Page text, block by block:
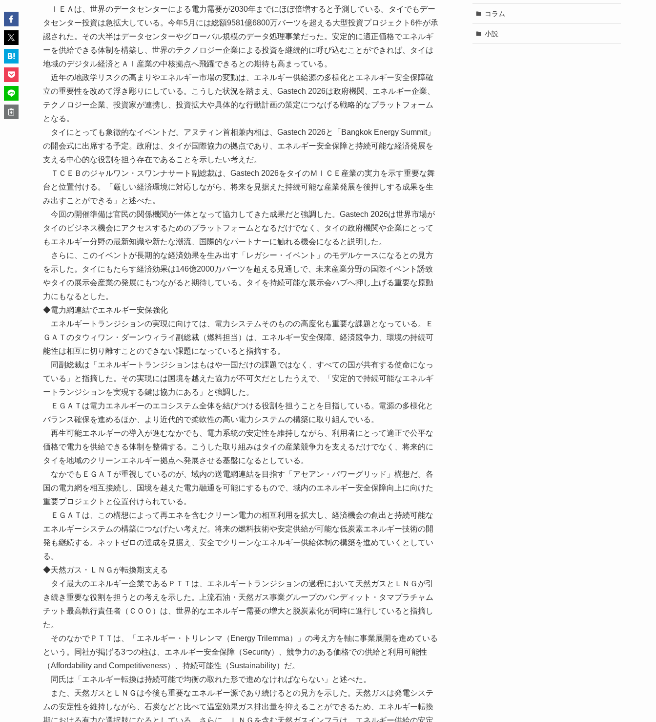
ＩＥＡは、世界のデータセンターによる電力需要が2030年までにほぼ倍増すると予測している。タイでもデー
タセンター投資は急拡大している。今年5月には総額9581億6800万バーツを超える大型投資プロジェクト6件が承
認された。その大半はデータセンターやグローバル規模のデータ処理事業だった。安定的に適正価格でエネルギ
ーを供給できる体制を構築し、世界のテクノロジー企業による投資を継続的に呼び込むことができれば、タイは
地域のデジタル経済とＡＩ産業の中核拠点へ飛躍できるとの期待も高まっている。
近年の地政学リスクの高まりやエネルギー市場の変動は、エネルギー供給源の多様化とエネルギー安全保障確
立の重要性を改めて浮き彫りにしている。こうした状況を踏まえ、Gastech 2026は政府機関、エネルギー企業、
テクノロジー企業、投資家が連携し、投資拡大や具体的な行動計画の策定につなげる戦略的なプラットフォーム
となる。
タイにとっても象徴的なイベントだ。アヌティン首相兼内相は、Gastech 2026と「Bangkok Energy Summit」
の開会式に出席する予定。政府は、タイが国際協力の拠点であり、エネルギー安全保障と持続可能な経済発展を
支える中心的な役割を担う存在であることを示したい考えだ。
ＴＣＥＢのジャルワン・スワンナサート副総裁は、Gastech 2026をタイのＭＩＣＥ産業の実力を示す重要な舞
台と位置付ける。「厳しい経済環境に対応しながら、将来を見据えた持続可能な産業発展を後押しする成果を生
み出すことができる」と述べた。
今回の開催準備は官民の関係機関が一体となって協力してきた成果だと強調した。Gastech 2026は世界市場が
タイのビジネス機会にアクセスするためのプラットフォームとなるだけでなく、タイの政府機関や企業にとって
もエネルギー分野の最新知識や新たな潮流、国際的なパートナーに触れる機会になると説明した。
さらに、このイベントが長期的な経済効果を生み出す「レガシー・イベント」のモデルケースになるとの見方
を示した。タイにもたらす経済効果は146億2000万バーツを超える見通しで、未来産業分野の国際イベント誘致
やタイの展示会産業の発展にもつながると期待している。タイを持続可能な展示会ハブへ押し上げる重要な原動
力にもなるとした。
◆電力網連結でエネルギー安保強化
エネルギートランジションの実現に向けては、電力システムそのものの高度化も重要な課題となっている。Ｅ
ＧＡＴのタウィワン・ダーンウィライ副総裁（燃料担当）は、エネルギー安全保障、経済競争力、環境の持続可
能性は相互に切り離すことのできない課題になっていると指摘する。
同副総裁は「エネルギートランジションはもはや一国だけの課題ではなく、すべての国が共有する使命になっ
ている」と指摘した。その実現には国境を越えた協力が不可欠だとしたうえで、「安定的で持続可能なエネルギ
ートランジションを実現する鍵は協力にある」と強調した。
ＥＧＡＴは電力エネルギーのエコシステム全体を結びつける役割を担うことを目指している。電源の多様化と
バランス確保を進めるほか、より近代的で柔軟性の高い電力システムの構築に取り組んでいる。
再生可能エネルギーの導入が進むなかでも、電力系統の安定性を維持しながら、利用者にとって適正で公平な
価格で電力を供給できる体制を整備する。こうした取り組みはタイの産業競争力を支えるだけでなく、将来的に
タイを地域のクリーンエネルギー拠点へ発展させる基盤になるとしている。
なかでもＥＧＡＴが重視しているのが、域内の送電網連結を目指す「アセアン・パワーグリッド」構想だ。各
国の電力網を相互接続し、国境を越えた電力融通を可能にするもので、域内のエネルギー安全保障向上に向けた
重要プロジェクトと位置付けられている。
ＥＧＡＴは、この構想によって再エネを含むクリーン電力の相互利用を拡大し、経済機会の創出と持続可能な
エネルギーシステムの構築につなげたい考えだ。将来の燃料技術や安定供給が可能な低炭素エネルギー技術の開
発も継続する。ネットゼロの達成を見据え、安全でクリーンなエネルギー供給体制の構築を進めていくとしてい
る。
◆天然ガス・ＬＮＧが転換期支える
タイ最大のエネルギー企業であるＰＴＴは、エネルギートランジションの過程において天然ガスとＬＮＧが引
き続き重要な役割を担うとの考えを示した。上流石油・天然ガス事業グループのバンディット・タマプラチャム
チット最高執行責任者（ＣＯＯ）は、世界的なエネルギー需要の増大と脱炭素化が同時に進行していると指摘し
た。
そのなかでＰＴＴは、「エネルギー・トリレンマ（Energy Trilemma）」の考え方を軸に事業展開を進めている
という。同社が掲げる3つの柱は、エネルギー安全保障（Security）、競争力のある価格での供給と利用可能性
（Affordability and Competitiveness）、持続可能性（Sustainability）だ。
同氏は「エネルギー転換は持続可能で均衡の取れた形で進めなければならない」と述べた。
また、天然ガスとＬＮＧは今後も重要なエネルギー源であり続けるとの見方を示した。天然ガスは発電システ
ムの安定性を維持しながら、石炭などと比べて温室効果ガス排出量を抑えることができるため、エネルギー転換
期における有力な選択肢になるとしている。さらに、ＬＮＧを含む天然ガスインフラは、エネルギー供給の安定
コラム
小説